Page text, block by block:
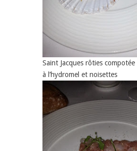
Saint Jacques rôties
à l’hydromel et noisettes